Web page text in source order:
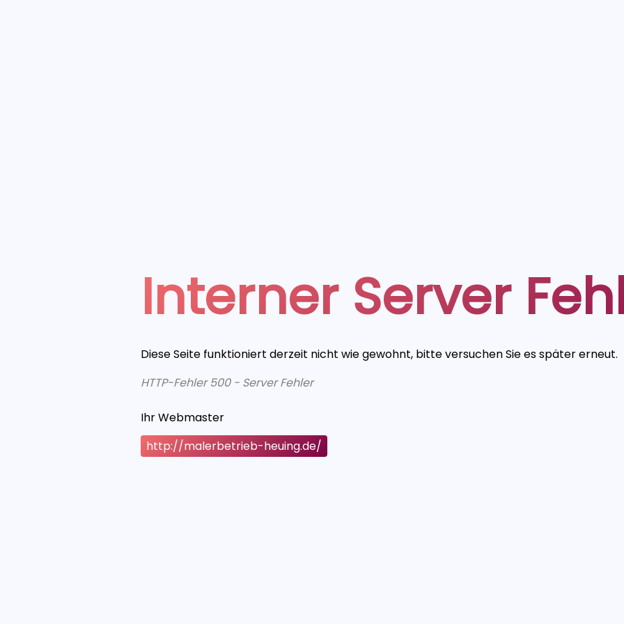
Interner Server
Diese Seite funktioniert derzeit nicht wie gewohnt, bitte versuchen Sie es später erneut.
HTTP-Fehler 500 - Server Fehler
Ihr Webmaster
http://malerbetrieb-heuing.de/